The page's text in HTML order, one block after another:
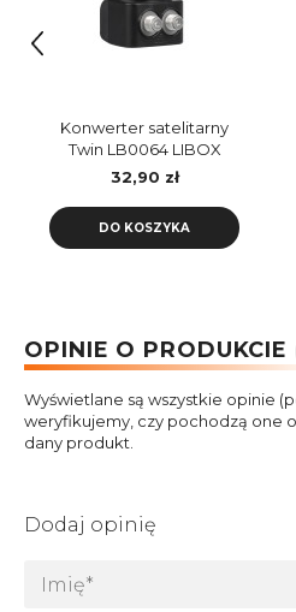
Konwerter satelitarny
Twin LB0064 LIBOX
32,90 zł
DO KOSZYKA
OPINIE O PRODUKCIE
Wyświetlane są wszystkie opinie
weryfikujemy, czy pochodzą one
dany produkt.
Dodaj opinię